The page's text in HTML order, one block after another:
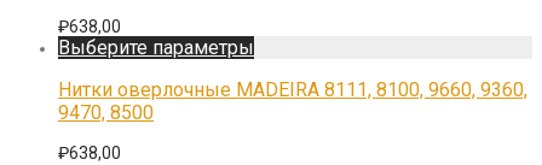
можно
выбрать
странице
₽638,00
Выберите параметры
товар
имеет
несколько
Нитки оверлочные MADEIRA 8111, 8100, 9660, 9360,
9470, 8500
₽638,00